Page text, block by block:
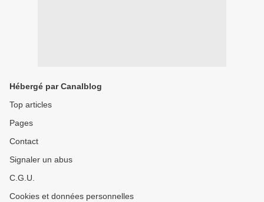
Hébergé par Canalblog
Top articles
Pages
Contact
Signaler un abus
C.G.U.
Cookies et données personnelles